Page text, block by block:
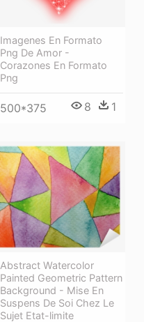
Imagenes En Formato
Png De Amor -
Corazones En Formato
Png
500*375 8 1
Abstract Watercolor
Painted Geometric Pattern
Background - Mise En
Suspens De Soi Chez Le
Sujet Etat-limite